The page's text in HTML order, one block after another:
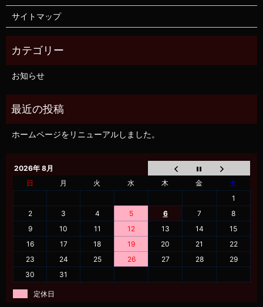
サイトマップ
お知らせ
ホームページをリニューアルしました。
2026年 8月
日
月 火 水 木 金
土
1
2
3 4 5 6 7
8
9
10 11 12 13 14
15
16
17 18 19 20 21
22
23
24 25 26 27 28
29
30
31
定休日